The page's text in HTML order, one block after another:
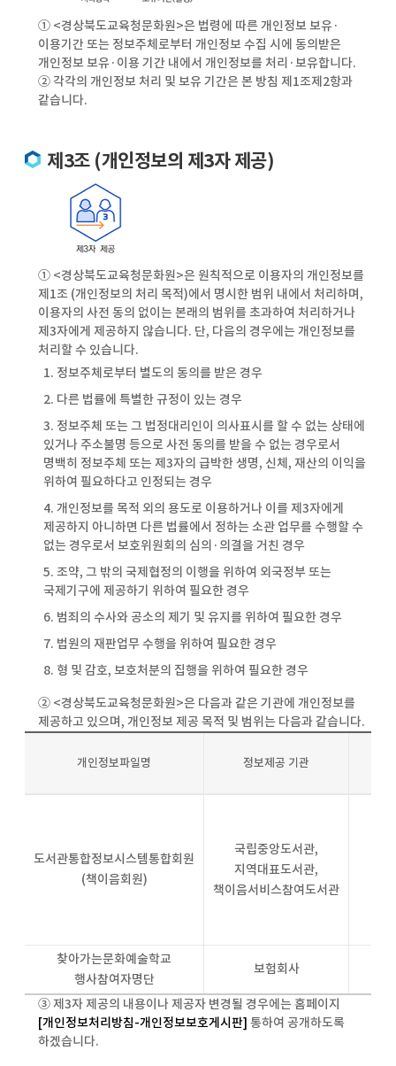
① <경상북도교육청문화원>은 법령에 따른 개인정보 보유·
이용기간 또는 정보주체로부터 개인정보 수집 시에 동의받은
개인정보 보유·이용 기간 내에서 개인정보를 처리·보유합니다.
② 각각의 개인정보 처리 및 보유 기간은 본 방침 제1조제2항과
같습니다.
제3조 (개인정보의 제3자 제공)
① <경상북도교육청문화원>은 원칙적으로 이용자의 개인정보를
제1조 (개인정보의 처리 목적)에서 명시한 범위 내에서 처리하며,
이용자의 사전 동의 없이는 본래의 범위를 초과하여 처리하거나
제3자에게 제공하지 않습니다. 단, 다음의 경우에는 개인정보를
처리할 수 있습니다.
1. 정보주체로부터 별도의 동의를 받은 경우
2. 다른 법률에 특별한 규정이 있는 경우
3. 정보주체 또는 그 법정대리인이 의사표시를 할 수 없는 상태에
있거나 주소불명 등으로 사전 동의를 받을 수 없는 경우로서
명백히 정보주체 또는 제3자의 급박한 생명, 신체, 재산의 이익을
위하여 필요하다고 인정되는 경우
4. 개인정보를 목적 외의 용도로 이용하거나 이를 제3자에게
제공하지 아니하면 다른 법률에서 정하는 소관 업무를 수행할 수
없는 경우로서 보호위원회의 심의·의결을 거친 경우
5. 조약, 그 밖의 국제협정의 이행을 위하여 외국정부 또는
국제기구에 제공하기 위하여 필요한 경우
6. 범죄의 수사와 공소의 제기 및 유지를 위하여 필요한 경우
7. 법원의 재판업무 수행을 위하여 필요한 경우
8. 형 및 감호, 보호처분의 집행을 위하여 필요한 경우
② <경상북도교육청문화원>은 다음과 같은 기관에 개인정보를
제공하고 있으며, 개인정보 제공 목적 및 범위는 다음과 같습니다.
개인정보파일명 정보제공 기관
도서관통합정보시스템통합회원
(책이음회원)
국립중앙도서관,
지역대표도서관,
책이음서비스참여도서관
찾아가는문화예술학교
행사참여자명단
보험회사
③ 제3자 제공의 내용이나 제공자 변경될 경우에는 홈페이지
[개인정보처리방침-개인정보보호게시판] 통하여 공개하도록
하겠습니다.